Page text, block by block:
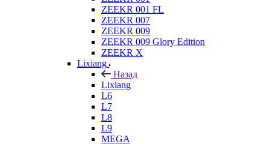
ZEEKR 001 FL
ZEEKR 007
ZEEKR 009
ZEEKR 009 Glory Edition
ZEEKR X
Lixiang
Назад
Lixiang
L6
L7
L8
L9
MEGA